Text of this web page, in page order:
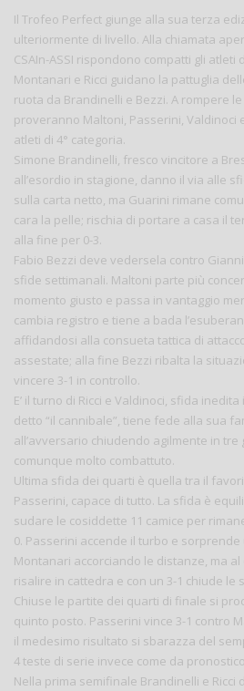
Il Trofeo Perfect giunge alla sua terza
ulteriormente di livello. Alla chiamata
CSAIn-ASSI rispondono compatti gli atleti
Montanari e Ricci guidano la pattuglia
ruota da Brandinelli e Bezzi. A rompere
proveranno Maltoni, Passerini, Valdinoci
atleti di 4° categoria.
Simone Brandinelli, fresco vincitore a
all’esordio in stagione, danno il via alle
sulla carta netto, ma Guarini rimane
cara la pelle; rischia di portare a casa il
alla fine per 0-3.
Fabio Bezzi deve vedersela contro
sfide settimanali. Maltoni parte più
momento giusto e passa in vantaggio
cambia registro e tiene a bada
affidandosi alla consueta tattica di
assestate; alla fine Bezzi ribalta la
vincere 3-1 in controllo.
E’ il turno di Ricci e Valdinoci, sfida inedita
detto “il cannibale”, tiene fede alla sua
all’avversario chiudendo agilmente in tre
comunque molto combattuto.
Ultima sfida dei quarti è quella tra il
Passerini, capace di tutto. La sfida è
sudare le cosiddette 11 camice per
0. Passerini accende il turbo e
Montanari accorciando le distanze, ma
risalire in cattedra e con un 3-1 chiude le
Chiuse le partite dei quarti di finale si
quinto posto. Passerini vince 3-1 contro
il medesimo risultato si sbarazza del
4 teste di serie invece come da
Nella prima semifinale Brandinelli e Ricci